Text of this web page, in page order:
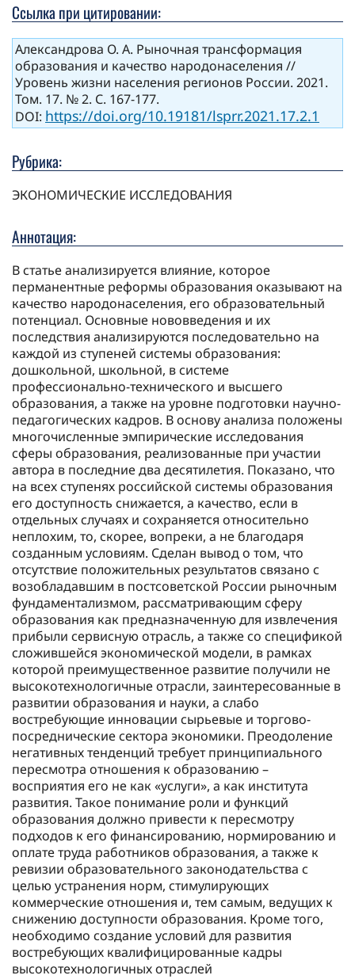
Ссылка при цитировании:
Александрова О. А. Рыночная трансформация
образования и качество народонаселения //
Уровень жизни населения регионов России. 2021.
Том. 17. № 2. С. 167-177.
DOI: https://doi.org/10.19181/lsprr.2021.17.2.1
Рубрика:
ЭКОНОМИЧЕСКИЕ ИССЛЕДОВАНИЯ
Аннотация:
В статье анализируется влияние, которое
перманентные реформы образования оказывают на
качество народонаселения, его образовательный
потенциал. Основные нововведения и их
последствия анализируются последовательно на
каждой из ступеней системы образования:
дошкольной, школьной, в системе
профессионально-технического и высшего
образования, а также на уровне подготовки научно-
педагогических кадров. В основу анализа положены
многочисленные эмпирические исследования
сферы образования, реализованные при участии
автора в последние два десятилетия. Показано, что
на всех ступенях российской системы образования
его доступность снижается, а качество, если в
отдельных случаях и сохраняется относительно
неплохим, то, скорее, вопреки, а не благодаря
созданным условиям. Сделан вывод о том, что
отсутствие положительных результатов связано с
возобладавшим в постсоветской России рыночным
фундаментализмом, рассматривающим сферу
образования как предназначенную для извлечения
прибыли сервисную отрасль, а также со спецификой
сложившейся экономической модели, в рамках
которой преимущественное развитие получили не
высокотехнологичные отрасли, заинтересованные в
развитии образования и науки, а слабо
востребующие инновации сырьевые и торгово-
посреднические сектора экономики. Преодоление
негативных тенденций требует принципиального
пересмотра отношения к образованию –
восприятия его не как «услуги», а как института
развития. Такое понимание роли и функций
образования должно привести к пересмотру
подходов к его финансированию, нормированию и
оплате труда работников образования, а также к
ревизии образовательного законодательства с
целью устранения норм, стимулирующих
коммерческие отношения и, тем самым, ведущих к
снижению доступности образования. Кроме того,
необходимо создание условий для развития
востребующих квалифицированные кадры
высокотехнологичных отраслей